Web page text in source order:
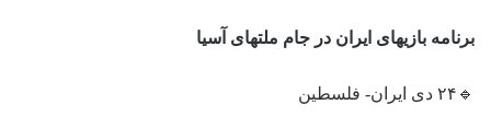
برنامه بازیهای ایران در جام ملتهای آسیا
🔹۲۴ دی ایران- فلسطین